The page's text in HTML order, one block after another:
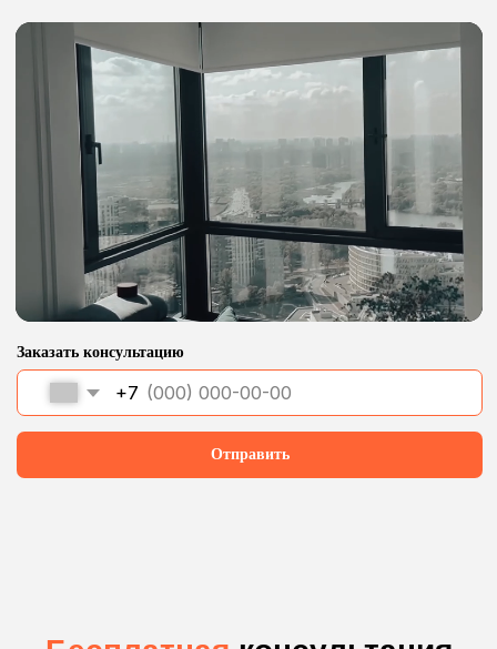
огромный выбор тканей и
профессиональный пошив завершат
образ вашего окна.
Заказать умные шторы
2К+
Покупок умных
штор в месяц